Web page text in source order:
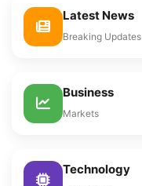
Latest News
Breaking Updates
Business
Markets
Technology